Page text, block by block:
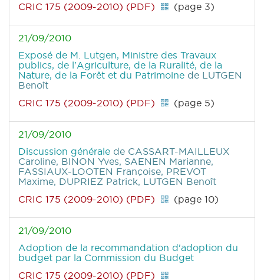
CRIC 175 (2009-2010) (PDF)
(page 3)
21/09/2010
Exposé de M. Lutgen, Ministre des Travaux
publics, de l'Agriculture, de la Ruralité, de la
Nature, de la Forêt et du Patrimoine de LUTGEN
Benoît
CRIC 175 (2009-2010) (PDF)
(page 5)
21/09/2010
Discussion générale de CASSART-MAILLEUX
Caroline, BINON Yves, SAENEN Marianne,
FASSIAUX-LOOTEN Françoise, PREVOT
Maxime, DUPRIEZ Patrick, LUTGEN Benoît
CRIC 175 (2009-2010) (PDF)
(page 10)
21/09/2010
Adoption de la recommandation d'adoption du
budget par la Commission du Budget
CRIC 175 (2009-2010) (PDF)